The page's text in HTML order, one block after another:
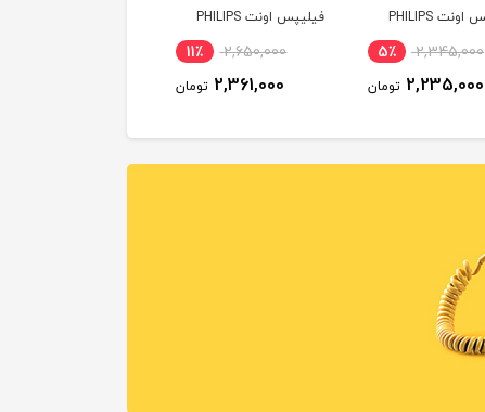
فیلیپس اونت PHILIPS
2,345,000 5٪
2,235,000 تومان
فیلیپس اونت PHILIPS
2,650,000 11٪
2,361,000 تومان